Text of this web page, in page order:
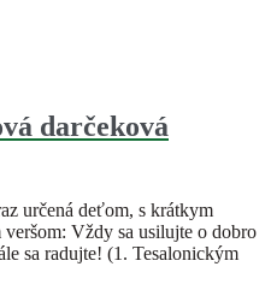
darčeková
určená deťom, s krátkym
Vždy sa usilujte o dobro
sa radujte! (1. Tesalonickým